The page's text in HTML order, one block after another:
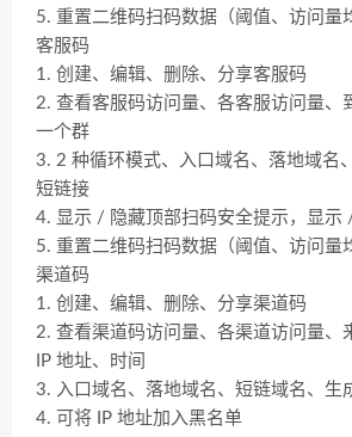
5. 重置二维码扫码数据（阈值、访问量
客服码
1. 创建、编辑、删除、分享客服码
2. 查看客服码访问量、各客服访问量、
一个群
3. 2 种循环模式、入口域名、落地域名
短链接
4. 显示 / 隐藏顶部扫码安全提示，显示
5. 重置二维码扫码数据（阈值、访问量
渠道码
1. 创建、编辑、删除、分享渠道码
2. 查看渠道码访问量、各渠道访问量、
IP 地址、时间
3. 入口域名、落地域名、短链域名、生
4. 可将 IP 地址加入黑名单